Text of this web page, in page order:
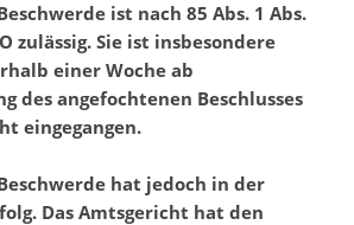
ist nach 85 Abs. 1 Abs.
zulässig. Sie ist insbesondere
einer Woche ab
des angefochtenen Beschlusses
eingegangen.
hat jedoch in der
Das Amtsgericht hat den